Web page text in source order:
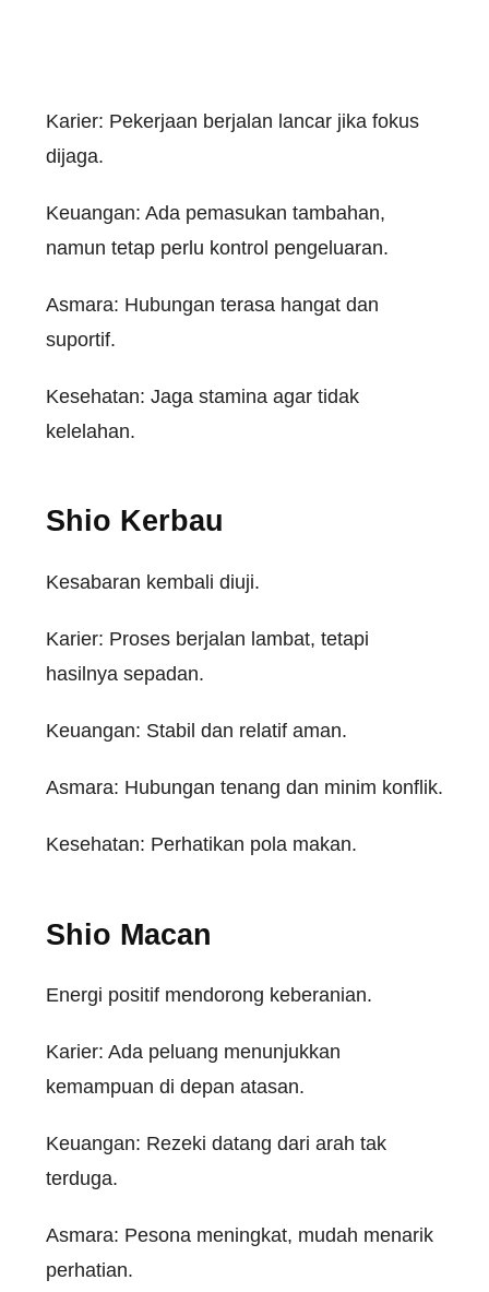
Karier: Pekerjaan berjalan lancar jika fokus
dijaga.
Keuangan: Ada pemasukan tambahan,
namun tetap perlu kontrol pengeluaran.
Asmara: Hubungan terasa hangat dan
suportif.
Kesehatan: Jaga stamina agar tidak
kelelahan.
Shio Kerbau
Kesabaran kembali diuji.
Karier: Proses berjalan lambat, tetapi
hasilnya sepadan.
Keuangan: Stabil dan relatif aman.
Asmara: Hubungan tenang dan minim konflik.
Kesehatan: Perhatikan pola makan.
Shio Macan
Energi positif mendorong keberanian.
Karier: Ada peluang menunjukkan
kemampuan di depan atasan.
Keuangan: Rezeki datang dari arah tak
terduga.
Asmara: Pesona meningkat, mudah menarik
perhatian.